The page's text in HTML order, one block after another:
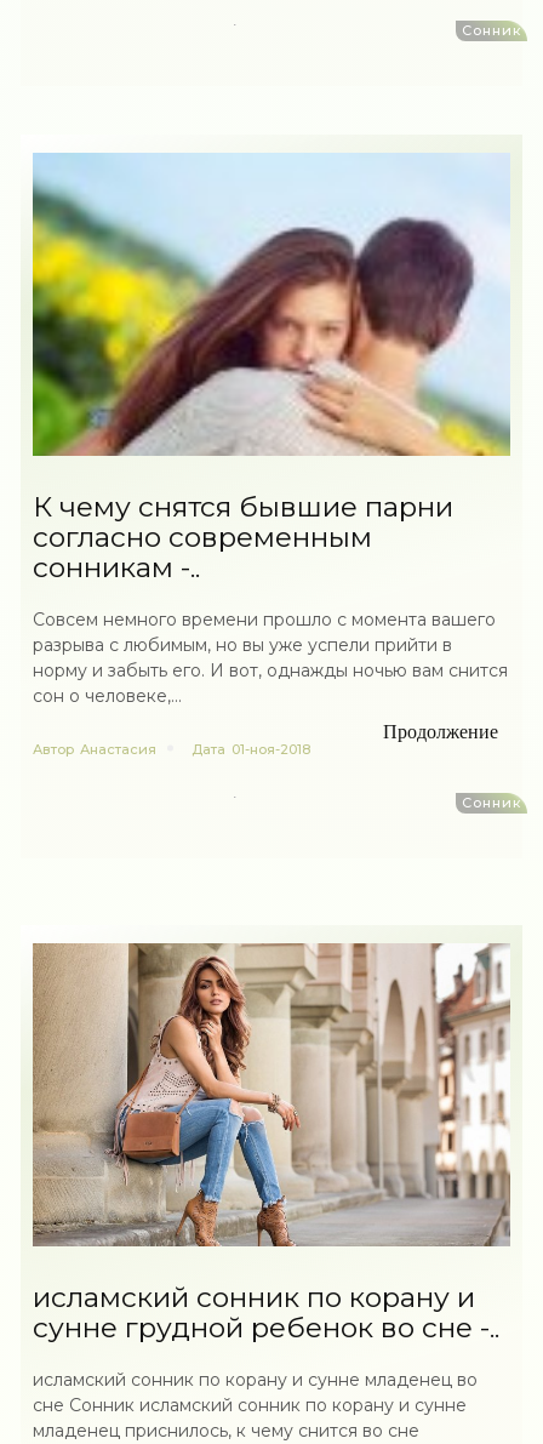
Сонник
К чему снятся бывшие парни
согласно современным
сонникам -..
Совсем немного времени прошло с момента вашего
разрыва с любимым, но вы уже успели прийти в
норму и забыть его. И вот, однажды ночью вам снится
сон о человеке,...
Продолжение
Автор Анастасия Дата 01-ноя-2018
Сонник
исламский сонник по корану и
сунне грудной ребенок во сне -..
исламский сонник по корану и сунне младенец во
сне Сонник исламский сонник по корану и сунне
младенец приснилось, к чему снится во сне